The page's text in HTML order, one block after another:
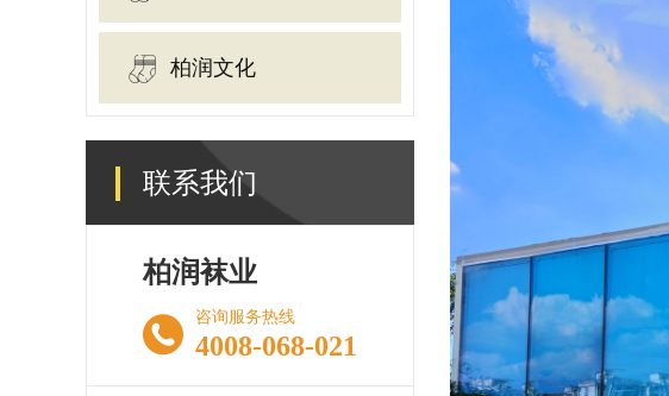
柏润文化
联系我们
柏润袜业
咨询服务热线
4008-068-021